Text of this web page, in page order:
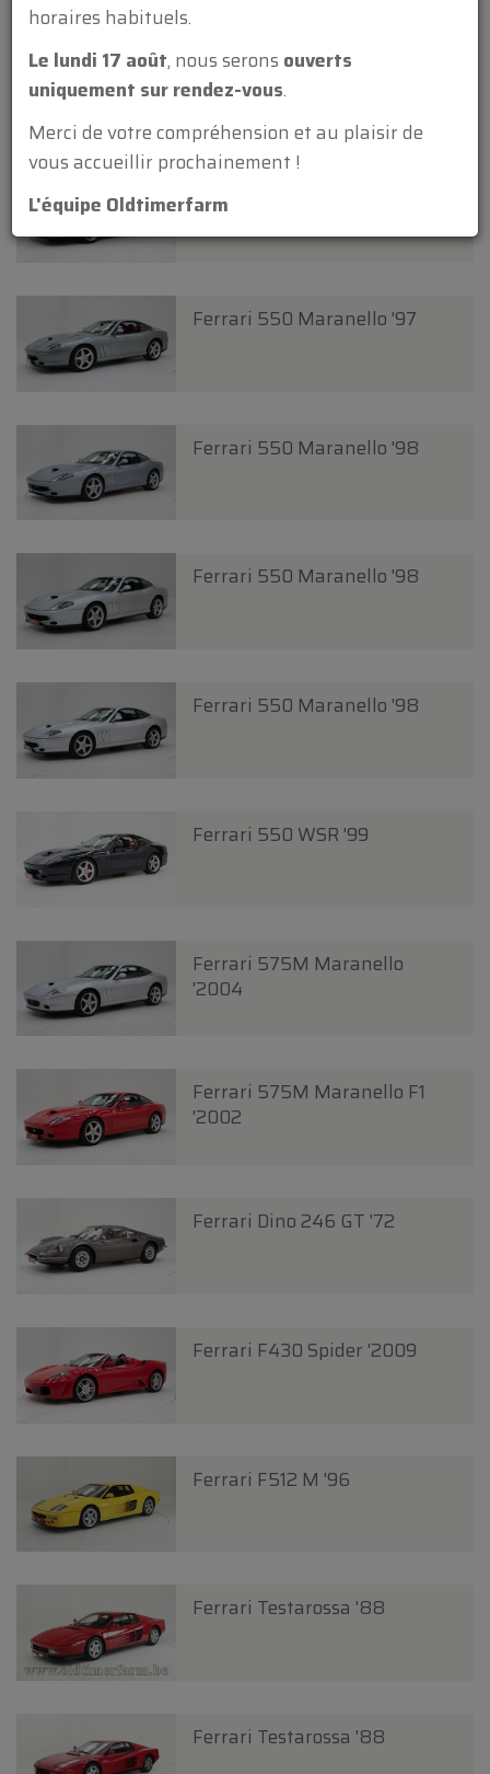
Ferrari 550 Maranello '97
Ferrari 550 Maranello '97
Ferrari 550 Maranello '98
Ferrari 550 Maranello '98
Ferrari 550 Maranello '98
Ferrari 550 WSR '99
Ferrari 575M Maranello
'2004
Ferrari 575M Maranello F1
'2002
Ferrari Dino 246 GT '72
Ferrari F430 Spider '2009
Ferrari F512 M '96
Ferrari Testarossa '88
Ferrari Testarossa '88
horaires habituels.
Le lundi 17 août, nous serons ouverts
uniquement sur rendez-vous.
Merci de votre compréhension et au plaisir de
vous accueillir prochainement !
L'équipe Oldtimerfarm